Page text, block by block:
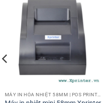
MÁY IN HÓA NHIỆT 58MM | POS PRINTER 58MM